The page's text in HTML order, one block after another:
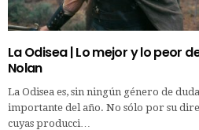
La Odisea | Lo mejor y lo peor
Nolan
La Odisea es, sin ningún género de
importante del año. No sólo por su
cuyas producci…